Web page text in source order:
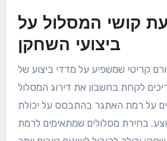
על ידי סיוע לגולפים לזהות מסלולים
המיומנות וסגנונות המשחק שלהם.
פריסה ותנאים סביבתיים יכולים
השחקן, מה שהופך את הבחירות
המושכלות לחשובות לחוויה מהנה.
קושי המסלול על